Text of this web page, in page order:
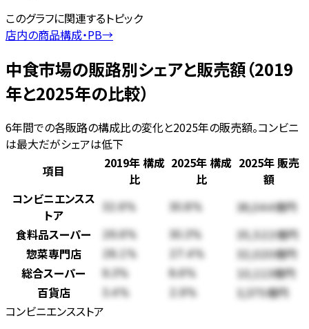
このグラフに関連するトピック
店内の商品構成・PB→
中食市場の販路別シェアと販売額（2019
年と2025年の比較）
6年間での各販路の構成比の変化と2025年の販売額。コンビニ
は最大だがシェアは低下
項目
2019年 構成
比
2025年 構成
比
2025年 販売
額
コンビニエンスス
トア
32.6% 30.8% 36,044億円
食料品スーパー 26.6% 30.3% 35,522億円
惣菜専門店 28.1% 27.4% 32,020億円
総合スーパー 9.3% 8.6% 10,113億円
百貨店 3.4% 2.9% 3,375億円
コンビニエンスストア